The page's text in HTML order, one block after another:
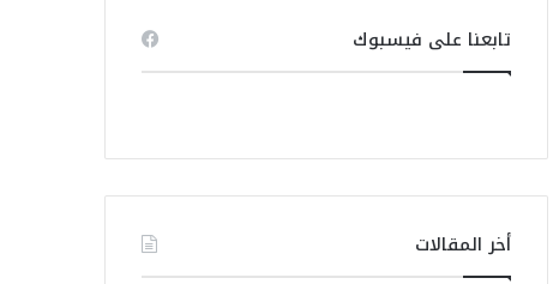
تابعنا على فيسبوك
أخر المقالات